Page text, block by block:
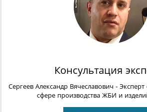
Консультация
Сергеев Александр Вячеславович -
сфере производства ЖБИ и